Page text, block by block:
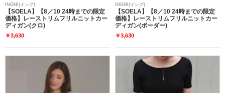
INGNI(イング)
【SOELA】【8／10 24時までの限定
価格】レーストリムフリルニットカー
ディガン(クロ)
￥3,630
INGNI(イング)
【SOELA】【8／10 24時までの限定
価格】レーストリムフリルニットカー
ディガン(ボーダー)
￥3,630